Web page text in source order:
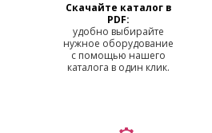
Скачайте каталог в
PDF:
удобно выбирайте
нужное оборудование
с помощью нашего
каталога в один клик.